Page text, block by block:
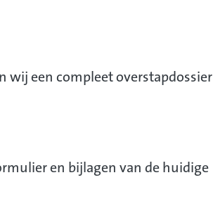
wij een compleet overstapdossier
en bijlagen van de huidige